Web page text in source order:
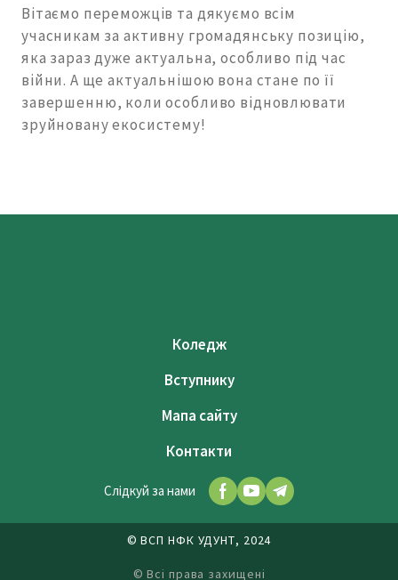
Вітаємо переможців та дякуємо всім
учасникам за активну громадянську позицію,
яка зараз дуже актуальна, особливо під час
війни. А ще актуальнішою вона стане по її
завершенню, коли особливо відновлювати
зруйновану екосистему!
Коледж
Вступнику
Мапа сайту
Контакти
Слідкуй за нами
© ВСП НФК УДУНТ, 2024
© Всі права захищені